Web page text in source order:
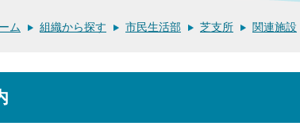
ム 組織から探す 市民生活部 芝支所 関連施設